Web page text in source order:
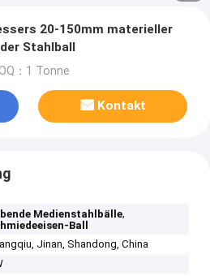
20-150mm materieller
Stahlball
：1 Tonne
Kontakt
Medienstahlbälle,
Ball
Jinan, Shandong, China